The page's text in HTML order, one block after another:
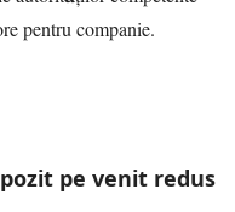
pentru companie.
pe venit redus